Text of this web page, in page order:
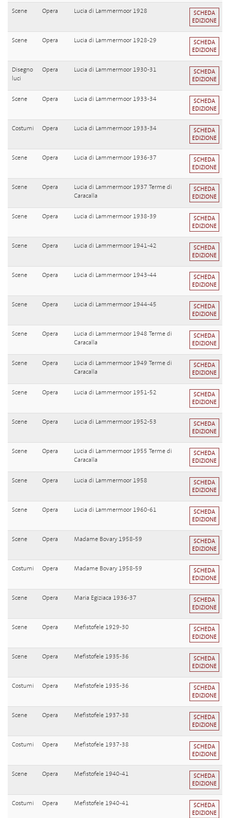
Scene Opera Lucia di Lammermoor 1928
SCHEDA
EDIZIONE
Scene Opera Lucia di Lammermoor 1928-29
SCHEDA
EDIZIONE
Disegno
luci
Opera Lucia di Lammermoor 1930-31
SCHEDA
EDIZIONE
Scene Opera Lucia di Lammermoor 1933-34
SCHEDA
EDIZIONE
Costumi Opera Lucia di Lammermoor 1933-34
SCHEDA
EDIZIONE
Scene Opera Lucia di Lammermoor 1936-37
SCHEDA
EDIZIONE
Scene Opera
Lucia di Lammermoor 1937 Terme di
Caracalla
SCHEDA
EDIZIONE
Scene Opera Lucia di Lammermoor 1938-39
SCHEDA
EDIZIONE
Scene Opera Lucia di Lammermoor 1941-42
SCHEDA
EDIZIONE
Scene Opera Lucia di Lammermoor 1943-44
SCHEDA
EDIZIONE
Scene Opera Lucia di Lammermoor 1944-45
SCHEDA
EDIZIONE
Scene Opera
Lucia di Lammermoor 1948 Terme di
Caracalla
SCHEDA
EDIZIONE
Scene Opera
Lucia di Lammermoor 1949 Terme di
Caracalla
SCHEDA
EDIZIONE
Scene Opera Lucia di Lammermoor 1951-52
SCHEDA
EDIZIONE
Scene Opera Lucia di Lammermoor 1952-53
SCHEDA
EDIZIONE
Scene Opera
Lucia di Lammermoor 1955 Terme di
Caracalla
SCHEDA
EDIZIONE
Scene Opera Lucia di Lammermoor 1958
SCHEDA
EDIZIONE
Scene Opera Lucia di Lammermoor 1960-61
SCHEDA
EDIZIONE
Scene Opera Madame Bovary 1958-59
SCHEDA
EDIZIONE
Costumi Opera Madame Bovary 1958-59
SCHEDA
EDIZIONE
Scene Opera Maria Egiziaca 1936-37
SCHEDA
EDIZIONE
Scene Opera Mefistofele 1929-30
SCHEDA
EDIZIONE
Scene Opera Mefistofele 1935-36
SCHEDA
EDIZIONE
Costumi Opera Mefistofele 1935-36
SCHEDA
EDIZIONE
Scene Opera Mefistofele 1937-38
SCHEDA
EDIZIONE
Costumi Opera Mefistofele 1937-38
SCHEDA
EDIZIONE
Scene Opera Mefistofele 1940-41
SCHEDA
EDIZIONE
Costumi Opera Mefistofele 1940-41
SCHEDA
EDIZIONE